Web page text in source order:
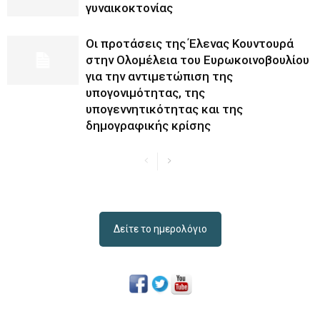
γυναικοκτονίας
Οι προτάσεις της Έλενας Κουντουρά
στην Ολομέλεια του Ευρωκοινοβουλίου
για την αντιμετώπιση της
υπογονιμότητας, της
υπογεννητικότητας και της
δημογραφικής κρίσης
Δείτε το ημερολόγιο